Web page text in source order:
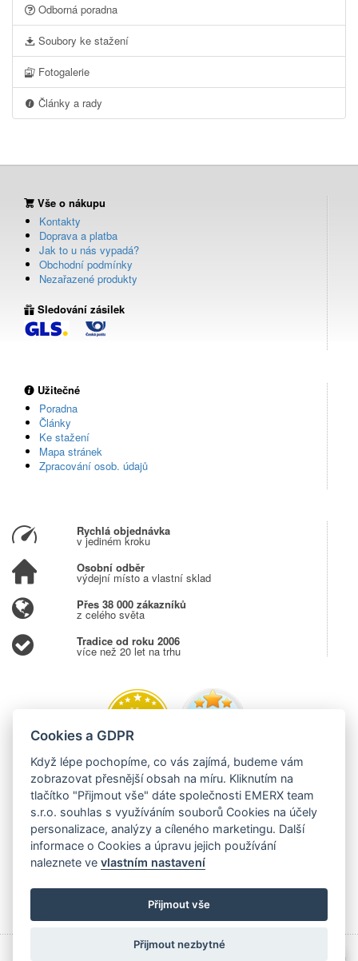
Odborná poradna
Soubory ke stažení
Fotogalerie
Články a rady
Vše o nákupu
Kontakty
Doprava a platba
Jak to u nás vypadá?
Obchodní podmínky
Nezařazené produkty
Sledování zásilek
Užitečné
Poradna
Články
Ke stažení
Mapa stránek
Zpracování osob. údajů
Rychlá objednávka
v jediném kroku
Osobní odběr
výdejní místo a vlastní sklad
Přes 38 000 zákazníků
z celého světa
Tradice od roku 2006
více než 20 let na trhu
Copyright © 2006 - 2026 EMERX team s.r.o., Těšínská 204,
Cookies a GDPR
Když lépe pochopíme, co vás zajímá, budeme vám
zobrazovat přesnější obsah na míru. Kliknutím na
tlačítko "Přijmout vše" dáte společnosti EMERX team
s.r.o. souhlas s využíváním souborů Cookies na účely
personalizace, analýzy a cíleného marketingu. Další
informace o Cookies a úpravu jejich používání
naleznete vevlastním nastavení
Přijmout vše
Přijmout nezbytné